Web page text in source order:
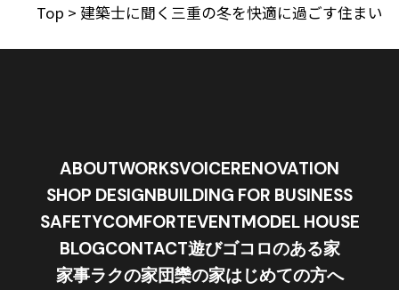
Top > 建築士に聞く三重の冬を快適に過ごす住まい
ABOUTWORKSVOICERENOVATION
SHOP DESIGNBUILDING FOR BUSINESS
SAFETYCOMFORTEVENTMODEL HOUSE
BLOGCONTACT遊びゴコロのある家
家事ラクの家団欒の家はじめての方へ